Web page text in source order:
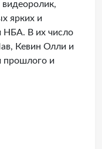
ярких и
НБА. В их число
Кевин Олли и
прошлого и